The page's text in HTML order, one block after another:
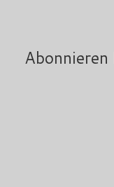
Abonnieren